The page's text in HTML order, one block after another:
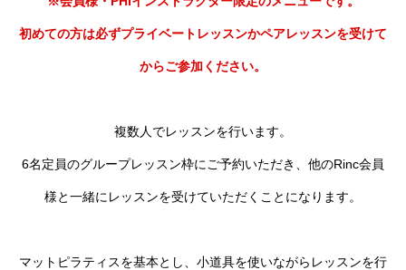
初めての方は必ずプライベートレッスンかペアレッスンを受けて
からご参加ください。
複数人でレッスンを行います。
6名定員のグループレッスン枠にご予約いただき、他のRinc会員
様と一緒にレッスンを受けていただくことになります。
マットピラティスを基本とし、小道具を使いながらレッスンを行